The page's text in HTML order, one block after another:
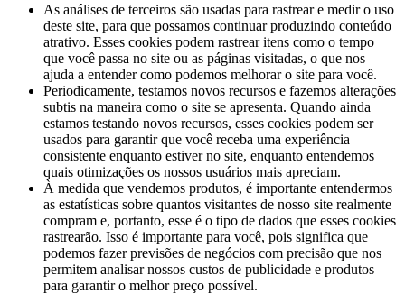
As análises de terceiros são usadas para rastrear e medir o uso
deste site, para que possamos continuar produzindo conteúdo
atrativo. Esses cookies podem rastrear itens como o tempo
que você passa no site ou as páginas visitadas, o que nos
ajuda a entender como podemos melhorar o site para você.
Periodicamente, testamos novos recursos e fazemos alterações
subtis na maneira como o site se apresenta. Quando ainda
estamos testando novos recursos, esses cookies podem ser
usados para garantir que você receba uma experiência
consistente enquanto estiver no site, enquanto entendemos
quais otimizações os nossos usuários mais apreciam.
À medida que vendemos produtos, é importante entendermos
as estatísticas sobre quantos visitantes de nosso site realmente
compram e, portanto, esse é o tipo de dados que esses cookies
rastrearão. Isso é importante para você, pois significa que
podemos fazer previsões de negócios com precisão que nos
permitem analisar nossos custos de publicidade e produtos
para garantir o melhor preço possível.